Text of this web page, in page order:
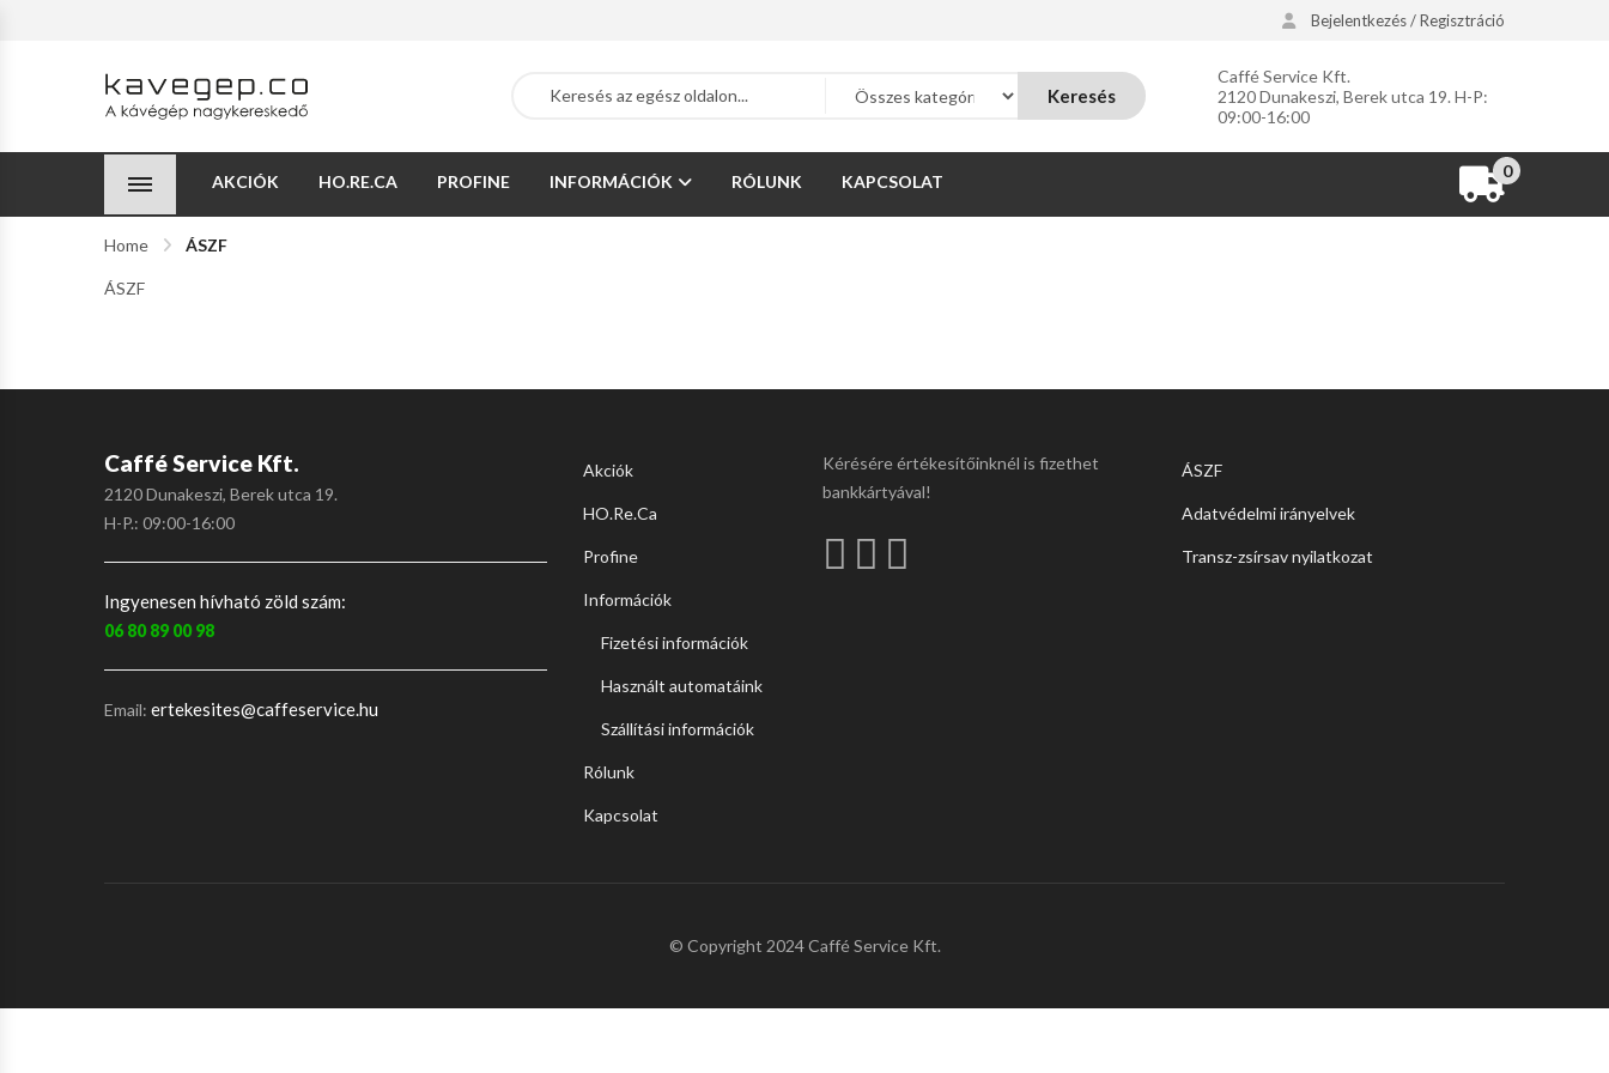
Bejelentkezés / Regisztráció
Keresés
Caffé Service Kft.
2120 Dunakeszi, Berek utca 19. H-P:
09:00-16:00
AKCIÓK HO.RE.CA PROFINE INFORMÁCIÓK RÓLUNK KAPCSOLAT
0
Home ÁSZF
ÁSZF
Caffé Service Kft.
2120 Dunakeszi, Berek utca 19.
H-P.: 09:00-16:00
Ingyenesen hívható zöld szám:
06 80 89 00 98
Email: ertekesites@caffeservice.hu
Akciók
HO.Re.Ca
Profine
Információk
Fizetési információk
Használt automatáink
Szállítási információk
Rólunk
Kapcsolat
Kérésére értékesítőinknél is fizethet
bankkártyával!
ÁSZF
Adatvédelmi irányelvek
Transz-zsírsav nyilatkozat
© Copyright 2024 Caffé Service Kft.